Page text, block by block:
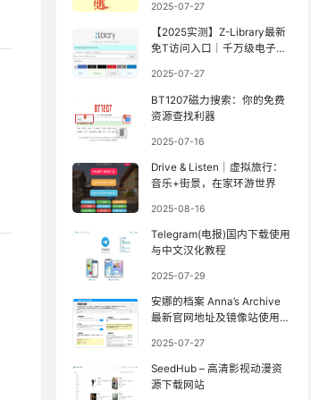
2025-07-27
【2025实测】Z-Library最新
免T访问入口｜千万级电子书
更新最快】
2025-07-27
BT1207磁力搜索：你的免费
资源查找利器
2025-07-16
Drive & Listen｜虚拟旅行：
音乐+街景，在家环游世界
2025-08-16
Telegram(电报)国内下载使用
与中文汉化教程
2025-07-29
安娜的档案 Anna’s Archive
最新官网地址及镜像站使用方
2025-07-27
SeedHub – 高清影视动漫资
源下载网站